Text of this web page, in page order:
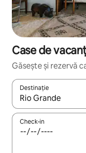
Case de
Găsește și rezervă
Destinație
Când se încarcă
Check-in